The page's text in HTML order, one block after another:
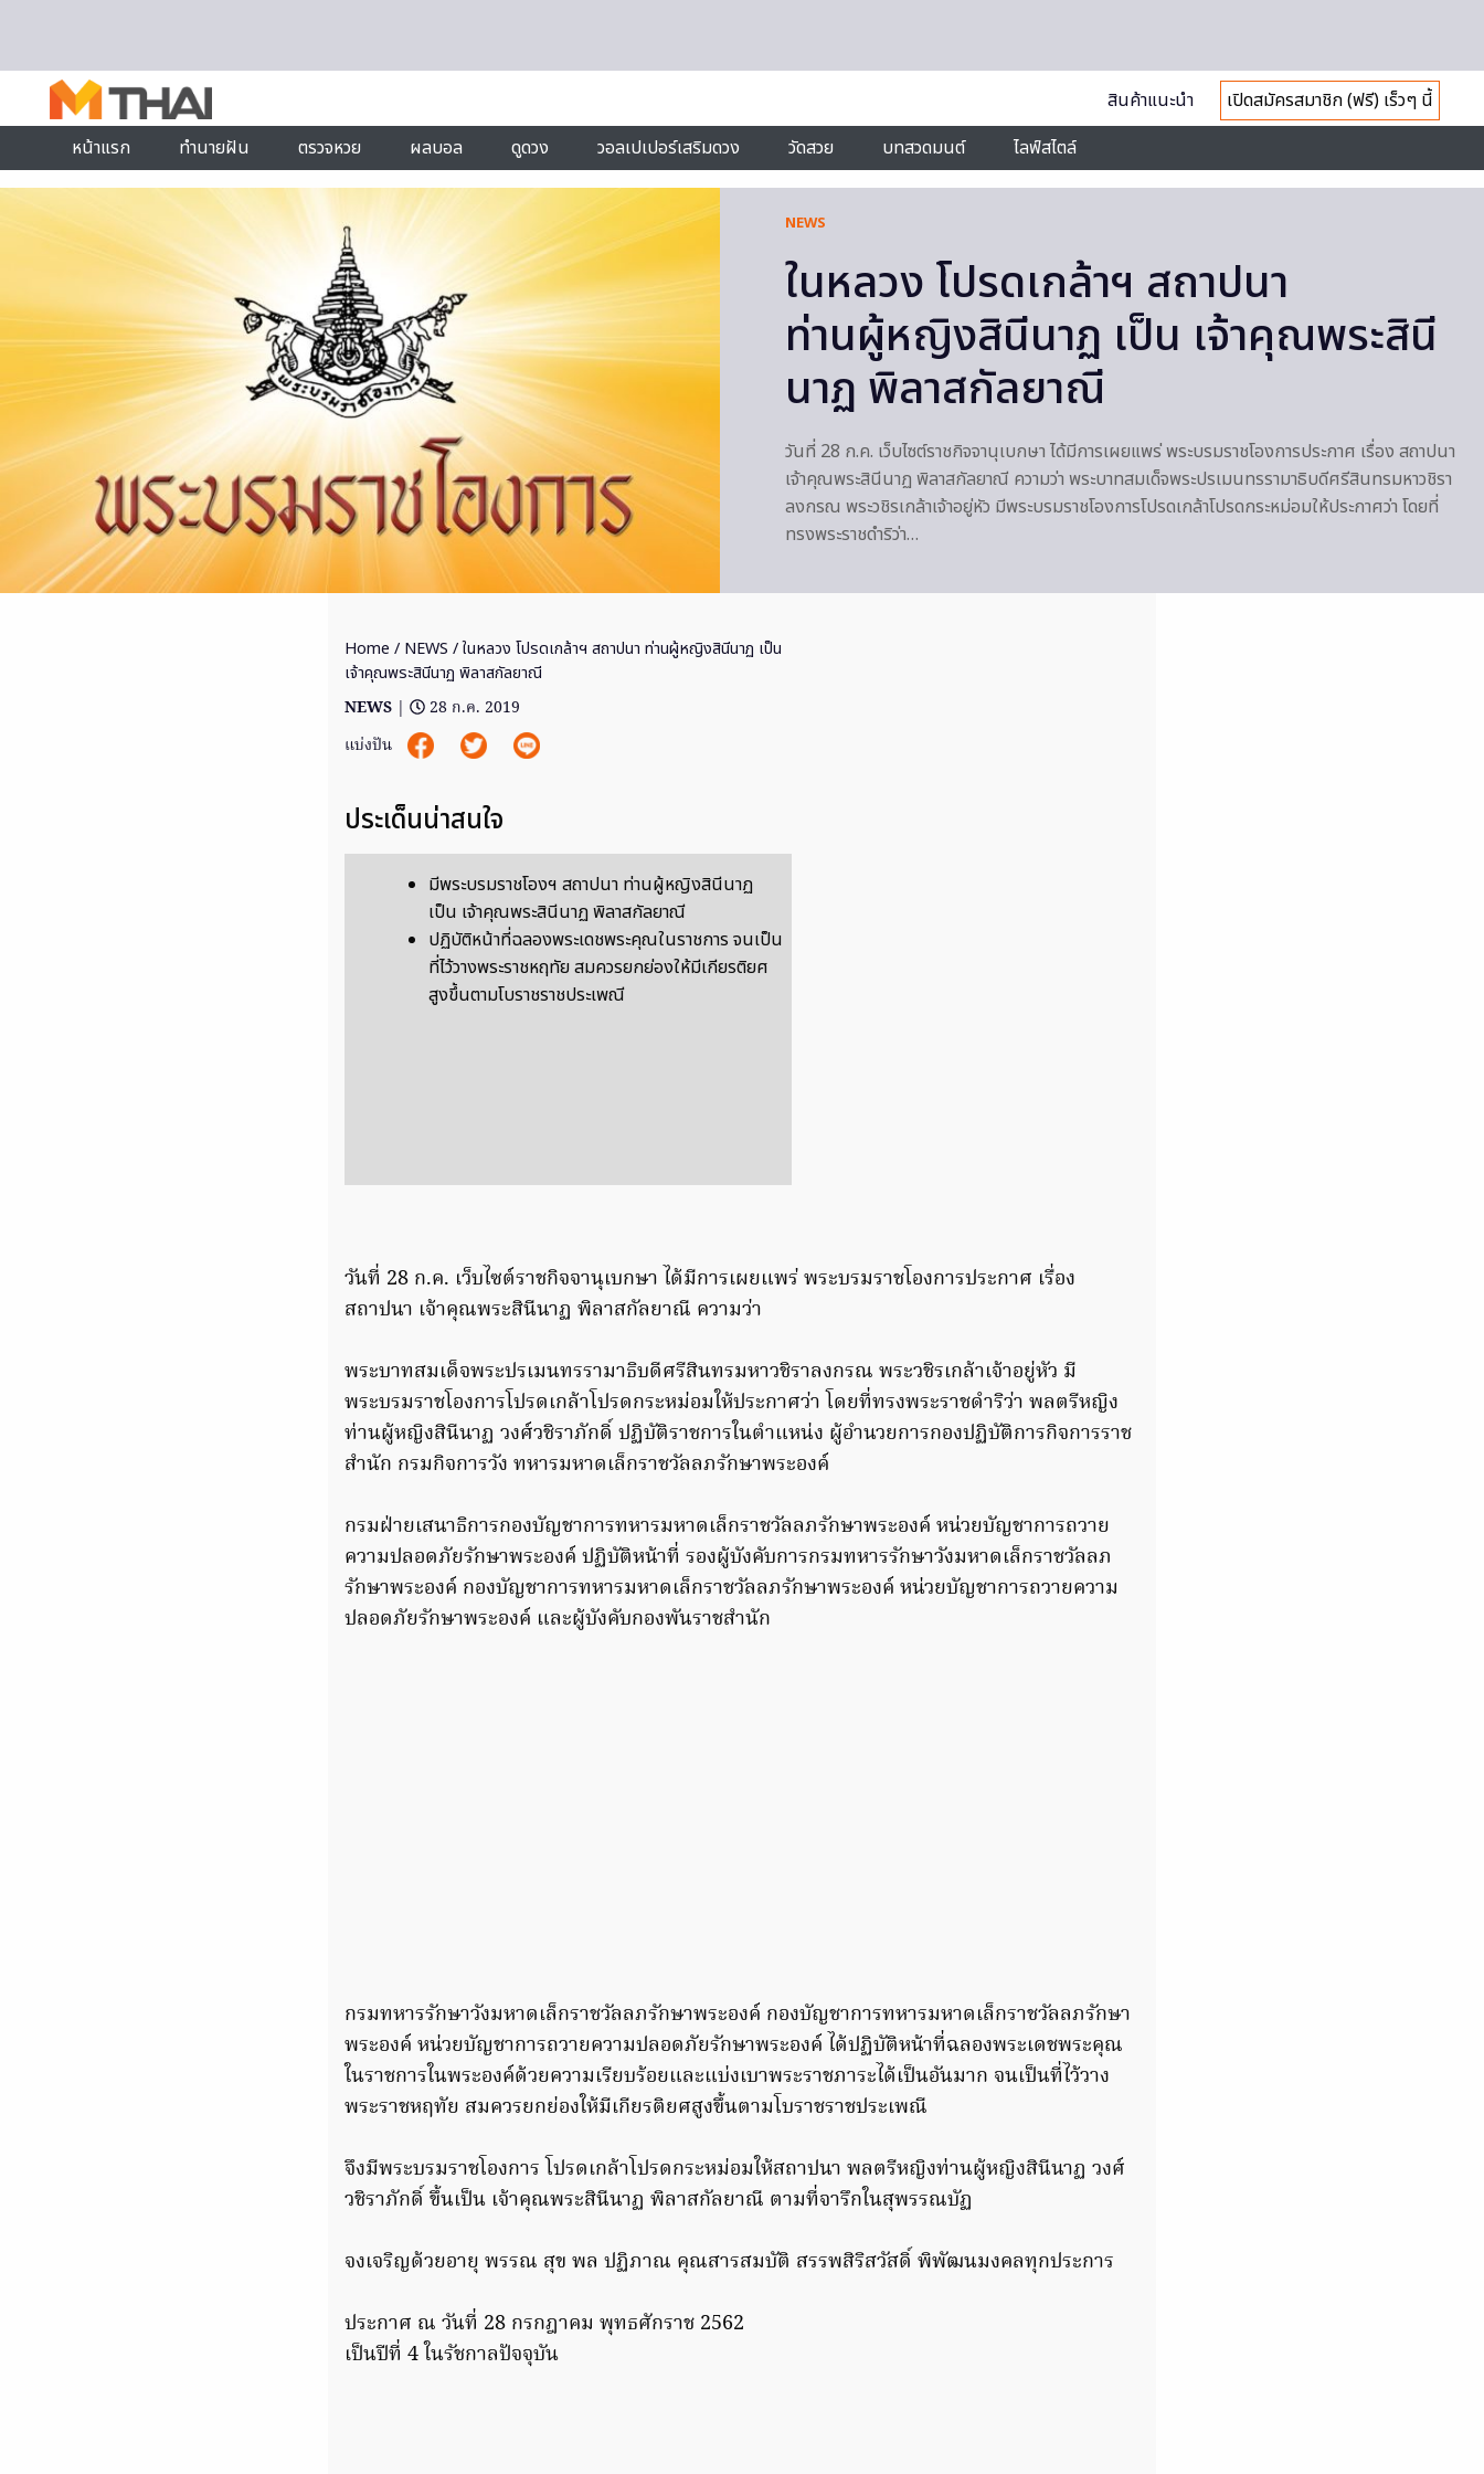
สินค้าแนะนำ
เปิดสมัครสมาชิก (ฟรี) เร็วๆ นี้
หน้าแรก
ทำนายฝัน ตรวจหวย ผลบอล ดูดวง วอลเปเปอร์เสริมดวง วัดสวย บทสวดมนต์ ไลฟ์สไตล์
NEWS
ในหลวง โปรดเกล้าฯ สถาปนา
ท่านผู้หญิงสินีนาฏ เป็น เจ้าคุณพระสินี
นาฏ พิลาสกัลยาณี
วันที่ 28 ก.ค. เว็บไซต์ราชกิจจานุเบกษา ได้มีการเผยแพร่ พระบรมราชโองการประกาศ เรื่อง สถาปนา
เจ้าคุณพระสินีนาฏ พิลาสกัลยาณี ความว่า พระบาทสมเด็จพระปรเมนทรรามาธิบดีศรีสินทรมหาวชิรา
ลงกรณ พระวชิรเกล้าเจ้าอยู่หัว มีพระบรมราชโองการโปรดเกล้าโปรดกระหม่อมให้ประกาศว่า โดยที่
ทรงพระราชดำริว่า…
Home / NEWS / ในหลวง โปรดเกล้าฯ สถาปนา ท่านผู้หญิงสินีนาฏ เป็น
เจ้าคุณพระสินีนาฏ พิลาสกัลยาณี
NEWS |
28 ก.ค. 2019
แบ่งปัน
ประเด็นน่าสนใจ
มีพระบรมราชโองฯ สถาปนา ท่านผู้หญิงสินีนาฏ
เป็น เจ้าคุณพระสินีนาฏ พิลาสกัลยาณี
ปฏิบัติหน้าที่ฉลองพระเดชพระคุณในราชการ จนเป็น
ที่ไว้วางพระราชหฤทัย สมควรยกย่องให้มีเกียรติยศ
สูงขึ้นตามโบราชราชประเพณี
วันที่ 28 ก.ค. เว็บไซต์ราชกิจจานุเบกษา ได้มีการเผยแพร่ พระบรมราชโองการประกาศ เรื่อง
สถาปนา เจ้าคุณพระสินีนาฏ พิลาสกัลยาณี ความว่า
พระบาทสมเด็จพระปรเมนทรรามาธิบดีศรีสินทรมหาวชิราลงกรณ พระวชิรเกล้าเจ้าอยู่หัว มี
พระบรมราชโองการโปรดเกล้าโปรดกระหม่อมให้ประกาศว่า โดยที่ทรงพระราชดำริว่า พลตรีหญิง
ท่านผู้หญิงสินีนาฏ วงศ์วชิราภักดิ์ ปฏิบัติราชการในตำแหน่ง ผู้อำนวยการกองปฏิบัติการกิจการราช
สำนัก กรมกิจการวัง ทหารมหาดเล็กราชวัลลภรักษาพระองค์
กรมฝ่ายเสนาธิการกองบัญชาการทหารมหาดเล็กราชวัลลภรักษาพระองค์ หน่วยบัญชาการถวาย
ความปลอดภัยรักษาพระองค์ ปฏิบัติหน้าที่ รองผู้บังคับการกรมทหารรักษาวังมหาดเล็กราชวัลลภ
รักษาพระองค์ กองบัญชาการทหารมหาดเล็กราชวัลลภรักษาพระองค์ หน่วยบัญชาการถวายความ
ปลอดภัยรักษาพระองค์ และผู้บังคับกองพันราชสำนัก
กรมทหารรักษาวังมหาดเล็กราชวัลลภรักษาพระองค์ กองบัญชาการทหารมหาดเล็กราชวัลลภรักษา
พระองค์ หน่วยบัญชาการถวายความปลอดภัยรักษาพระองค์ ได้ปฏิบัติหน้าที่ฉลองพระเดชพระคุณ
ในราชการในพระองค์ด้วยความเรียบร้อยและแบ่งเบาพระราชภาระได้เป็นอันมาก จนเป็นที่ไว้วาง
พระราชหฤทัย สมควรยกย่องให้มีเกียรติยศสูงขึ้นตามโบราชราชประเพณี
จึงมีพระบรมราชโองการ โปรดเกล้าโปรดกระหม่อมให้สถาปนา พลตรีหญิงท่านผู้หญิงสินีนาฏ วงศ์
วชิราภักดิ์ ขึ้นเป็น เจ้าคุณพระสินีนาฏ พิลาสกัลยาณี ตามที่จารึกในสุพรรณบัฏ
จงเจริญด้วยอายุ พรรณ สุข พล ปฏิภาณ คุณสารสมบัติ สรรพสิริสวัสดิ์ พิพัฒนมงคลทุกประการ
ประกาศ ณ วันที่ 28 กรกฎาคม พุทธศักราช 2562
เป็นปีที่ 4 ในรัชกาลปัจจุบัน